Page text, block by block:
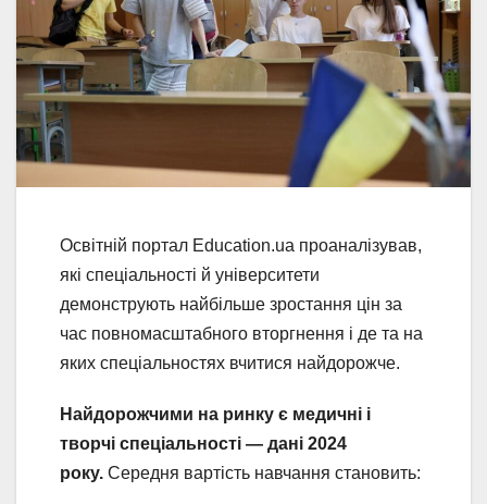
Освітній портал Education.ua проаналізував,
які спеціальності й університети
демонструють найбільше зростання цін за
час повномасштабного вторгнення і де та на
яких спеціальностях вчитися найдорожче.
Найдорожчими на ринку є медичні і
творчі спеціальності — дані 2024
року. Середня вартість навчання становить: